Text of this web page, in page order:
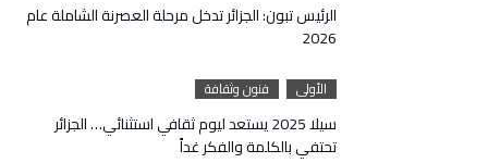
الرئيس تبون: الجزائر تدخل مرحلة العصرنة الشاملة عام
2026
الأولى فنون وثقافة
سيلا 2025 يستعد ليوم ثقافي استثنائي… الجزائر
تحتفي بالكلمة والفكر غداً